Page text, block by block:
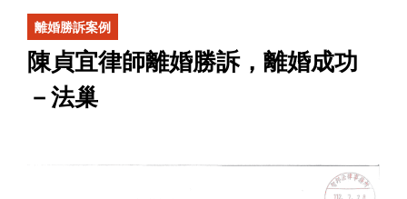
離婚勝訴案例
陳貞宜律師離婚勝訴，離婚成功
－法巢